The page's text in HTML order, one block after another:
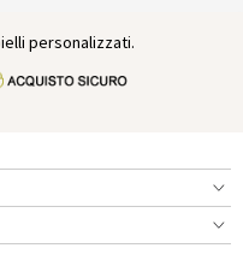
personalizzati.